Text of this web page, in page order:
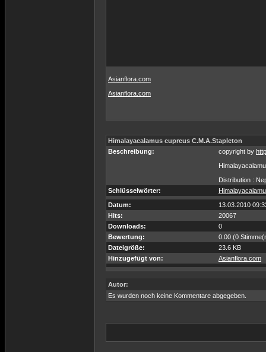
Asianflora.com
Asianflora.com
Himalayacalamus cupreus C.M.A.Stapleton
Beschreibung:
copyright by
Distribution :
Schlüsselwörter:
Datum:
13.03.2010
Hits:
20067
Downloads:
0
Bewertung:
0.00 (0
Dateigröße:
23.6 KB
Hinzugefügt von:
Asianflora.com
Autor:
Es wurden noch keine Kommentare abgegeben.